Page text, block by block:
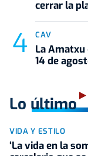
cerrar la
CAV
La Amatxu
14 de
Lo último
VIDA Y ESTILO
‘La vida en la